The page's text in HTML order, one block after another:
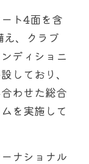
ト4面を含
、クラブ
ディショニ
しており、
わせた総合
を実施して
ナショナル